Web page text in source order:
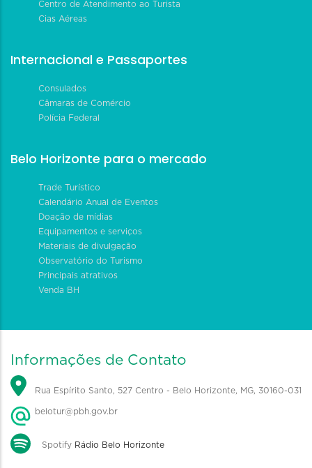
Centro de Atendimento ao Turista
Cias Aéreas
Internacional e Passaportes
Consulados
Câmaras de Comércio
Polícia Federal
Belo Horizonte para o mercado
Trade Turístico
Calendário Anual de Eventos
Doação de mídias
Equipamentos e serviços
Materiais de divulgação
Observatório do Turismo
Principais atrativos
Venda BH
Informações de Contato
Rua Espírito Santo, 527 Centro - Belo Horizonte, MG, 30160-031
belotur@pbh.gov.br
Spotify Rádio Belo Horizonte